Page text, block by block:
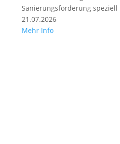
Sanierungsförderung speziell
21.07.2026
Mehr Info
browserbasiert möglich.